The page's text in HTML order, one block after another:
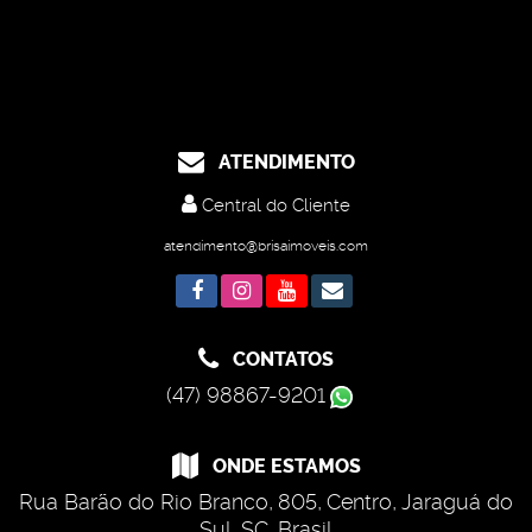
ATENDIMENTO
Central do Cliente
atendimento@brisaimoveis.com
CONTATOS
(47) 98867-9201
ONDE ESTAMOS
Rua Barão do Rio Branco, 805, Centro, Jaraguá do